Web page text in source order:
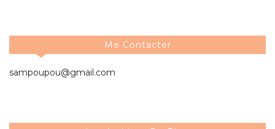
Me Contacter
sampoupou@gmail.com